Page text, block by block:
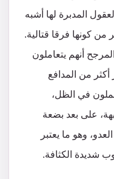
المدبرة لها أشبه
من كونها فرقا قتالية.
أنهم يتعاملون
أكثر من المدافع
في الظل،
على بعد بضعة
وهو ما يعتبر
شديدة الكثافة.